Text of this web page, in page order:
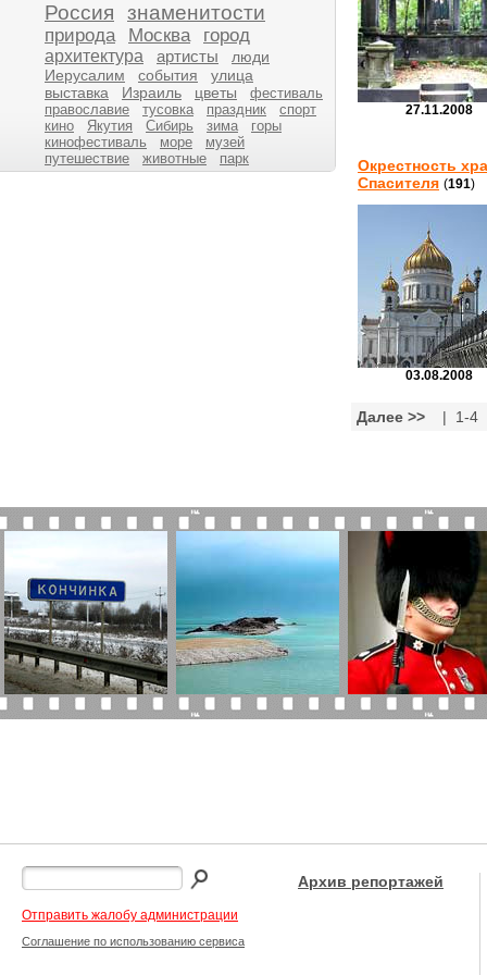
Россия знаменитости
природа Москва город
архитектура артисты
люди
Иерусалим
события
улица
выставка
Израиль цветы
фестиваль
православие
тусовка праздник
спорт
кино
Якутия Сибирь зима
горы
кинофестиваль
море
музей
путешествие
животные парк
27.11.2008
Окрестность
Спасителя (191)
03.08.2008
Далее >> | 1-4
Отправить жалобу администрации
Соглашение по использованию сервиса
Архив репортажей